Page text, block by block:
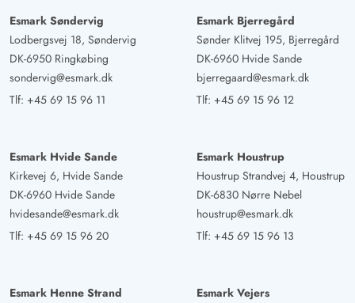
Esmark Søndervig
Lodbergsvej 18, Søndervig
DK-6950 Ringkøbing
sondervig@esmark.dk
Tlf: +45 69 15 96 11
Esmark Bjerregård
Sønder Klitvej 195, Bjerregård
DK-6960 Hvide Sande
bjerregaard@esmark.dk
Tlf: +45 69 15 96 12
Esmark Hvide Sande
Kirkevej 6, Hvide Sande
DK-6960 Hvide Sande
hvidesande@esmark.dk
Tlf: +45 69 15 96 20
Esmark Houstrup
Houstrup Strandvej 4, Houstrup
DK-6830 Nørre Nebel
houstrup@esmark.dk
Tlf: +45 69 15 96 13
Esmark Henne Strand
Esmark Vejers